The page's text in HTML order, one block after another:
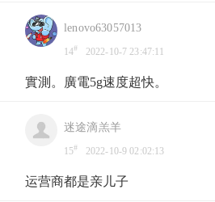
lenovo63057013
14# 2022-10-7 23:47:11
實測。廣電5g速度超快。
迷途滴羔羊
15# 2022-10-9 02:02:13
运营商都是亲儿子